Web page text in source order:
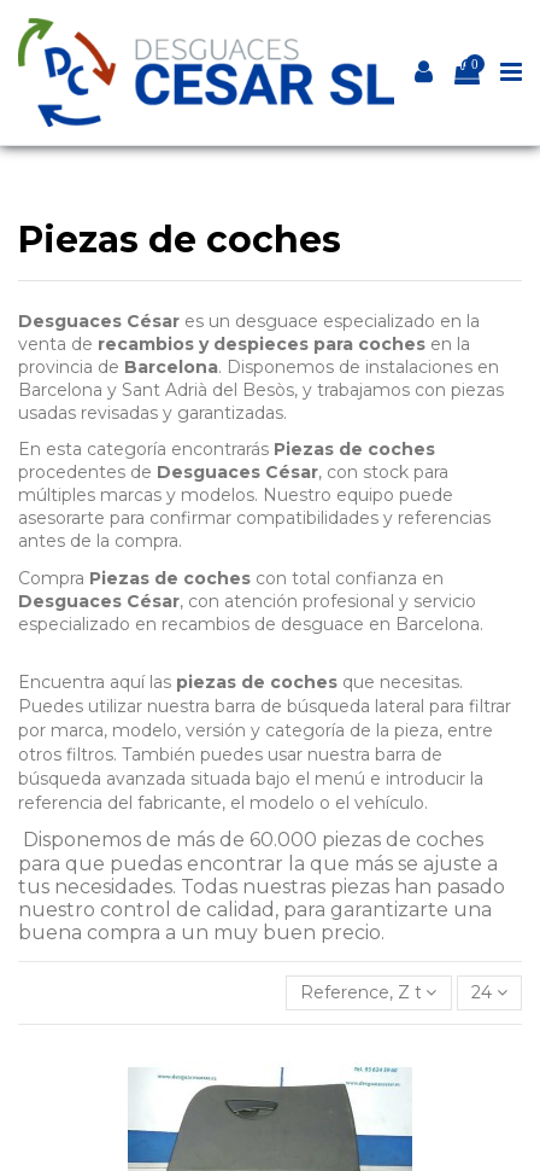
0
Piezas de coches
Desguaces César es un desguace especializado en la
venta de recambios y despieces para coches en la
provincia de Barcelona. Disponemos de instalaciones en
Barcelona y Sant Adrià del Besòs, y trabajamos con piezas
usadas revisadas y garantizadas.
En esta categoría encontrarás Piezas de coches
procedentes de Desguaces César, con stock para
múltiples marcas y modelos. Nuestro equipo puede
asesorarte para confirmar compatibilidades y referencias
antes de la compra.
Compra Piezas de coches con total confianza en
Desguaces César, con atención profesional y servicio
especializado en recambios de desguace en Barcelona.
Encuentra aquí las piezas de coches que necesitas.
Puedes utilizar nuestra barra de búsqueda lateral para filtrar
por marca, modelo, versión y categoría de la pieza, entre
otros filtros. También puedes usar nuestra barra de
búsqueda avanzada situada bajo el menú e introducir la
referencia del fabricante, el modelo o el vehículo.
Disponemos de más de 60.000 piezas de coches
para que puedas encontrar la que más se ajuste a
tus necesidades. Todas nuestras piezas han pasado
nuestro control de calidad, para garantizarte una
buena compra a un muy buen precio.
Reference, Z to A 24